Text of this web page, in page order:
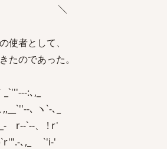
､ ＼
使者として、
たのであった。
､,_
`‐､_
、 ! r'
`'i‐'